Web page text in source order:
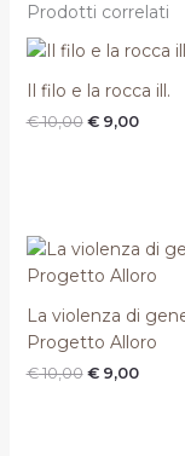
Prodotti correlati
Il filo e la rocca ill.
€10,00
Il
originale
€ 10,00.
€9,00
Il
€ 9,00.
La violenza di
Progetto Alloro
€10,00
Il
originale
€ 10,00.
€9,00
Il
€